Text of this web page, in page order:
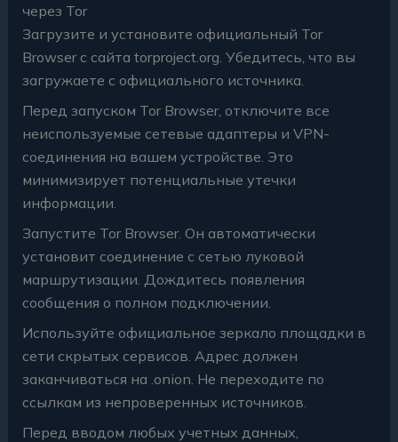
через Tor
Загрузите и установите официальный Tor
Browser с сайта torproject.org. Убедитесь, что вы
загружаете с официального источника.
Перед запуском Tor Browser, отключите все
неиспользуемые сетевые адаптеры и VPN-
соединения на вашем устройстве. Это
минимизирует потенциальные утечки
информации.
Запустите Tor Browser. Он автоматически
установит соединение с сетью луковой
маршрутизации. Дождитесь появления
сообщения о полном подключении.
Используйте официальное зеркало площадки в
сети скрытых сервисов. Адрес должен
заканчиваться на .onion. Не переходите по
ссылкам из непроверенных источников.
Перед вводом любых учетных данных,